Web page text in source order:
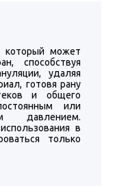
который может
способствуя
удаляя
готовя рану
и общего
или
давлением.
в
только